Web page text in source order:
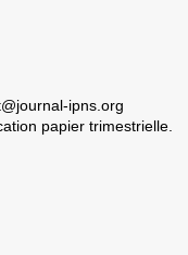
ipns.org
papier trimestrielle.